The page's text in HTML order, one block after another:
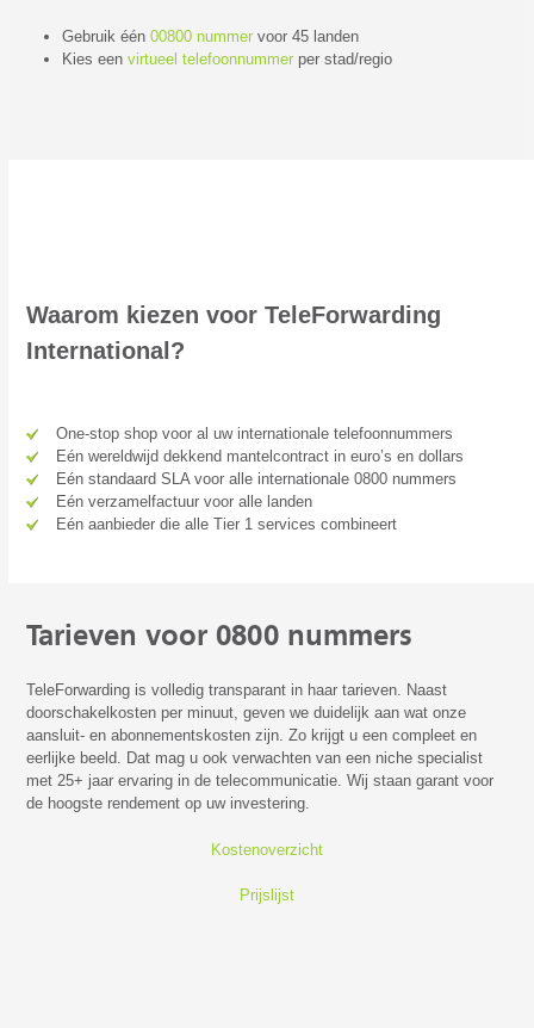
Gebruik één 00800 nummer voor 45 landen
Kies eenvirtueel telefoonnummer per stad/regio
Waarom kiezen voor TeleForwarding
International?
One-stop shop voor al uw internationale telefoonnummers
Eén wereldwijd dekkend mantelcontract in euro’s en dollars
Eén standaard SLA voor alle internationale 0800 nummers
Eén verzamelfactuur voor alle landen
Eén aanbieder die alle Tier 1 services combineert
Tarieven voor 0800 nummers
TeleForwarding is volledig transparant in haar tarieven. Naast
doorschakelkosten per minuut, geven we duidelijk aan wat onze
aansluit- en abonnementskosten zijn. Zo krijgt u een compleet en
eerlijke beeld. Dat mag u ook verwachten van een niche specialist
met 25+ jaar ervaring in de telecommunicatie. Wij staan garant voor
de hoogste rendement op uw investering.
Kostenoverzicht
Prijslijst